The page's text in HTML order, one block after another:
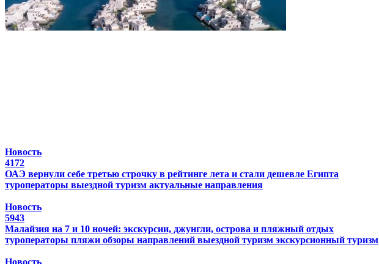
Новость
4172
ОАЭ вернули себе третью строчку в рейтинге лета и стали дешевле Египта
туроператоры выездной туризм актуальные направления
Новость
5943
Малайзия на 7 и 10 ночей: экскурсии, джунгли, острова и пляжный отдых
туроператоры пляжи обзоры направлений выездной туризм экскурсионный туризм
Новость